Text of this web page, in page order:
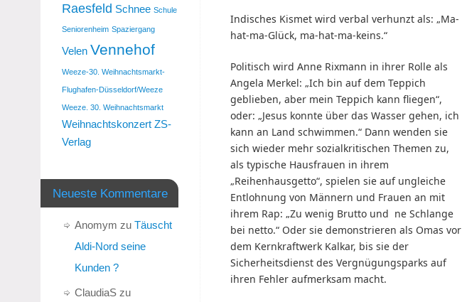
Indisches Kismet wird verbal verhunzt als: „Ma-
hat-ma-Glück, ma-hat-ma-keins.“
Politisch wird Anne Rixmann in ihrer Rolle als
Angela Merkel: „Ich bin auf dem Teppich
geblieben, aber mein Teppich kann fliegen“,
oder: „Jesus konnte über das Wasser gehen, ich
kann an Land schwimmen.“ Dann wenden sie
sich wieder mehr sozialkritischen Themen zu,
als typische Hausfrauen in ihrem
„Reihenhausgetto“, spielen sie auf ungleiche
Entlohnung von Männern und Frauen an mit
ihrem Rap: „Zu wenig Brutto und ne Schlange
bei netto.“ Oder sie demonstrieren als Omas vor
dem Kernkraftwerk Kalkar, bis sie der
Sicherheitsdienst des Vergnügungsparks auf
ihren Fehler aufmerksam macht.
Raesfeld Schnee Schule
Seniorenheim Spaziergang
Velen Vennehof
Weeze-30. Weihnachtsmarkt-
Flughafen-Düsseldorf/Weeze
Weeze. 30. Weihnachtsmarkt
Weihnachtskonzert ZS-
Verlag
Neueste Kommentare
Anomym zu Täuscht
Aldi-Nord seine
Kunden ?
ClaudiaS zu